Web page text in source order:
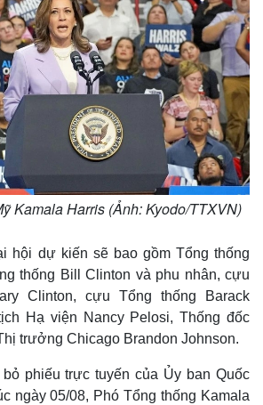
Kamala Harris (Ảnh: Kyodo/TTXVN)
hội dự kiến sẽ bao gồm Tổng thống
thống Bill Clinton và phu nhân, cựu
Clinton, cựu Tổng thống Barack
Hạ viện Nancy Pelosi, Thống đốc
trưởng Chicago Brandon Johnson.
phiếu trực tuyến của Ủy ban Quốc
ngày 05/08, Phó Tổng thống Kamala